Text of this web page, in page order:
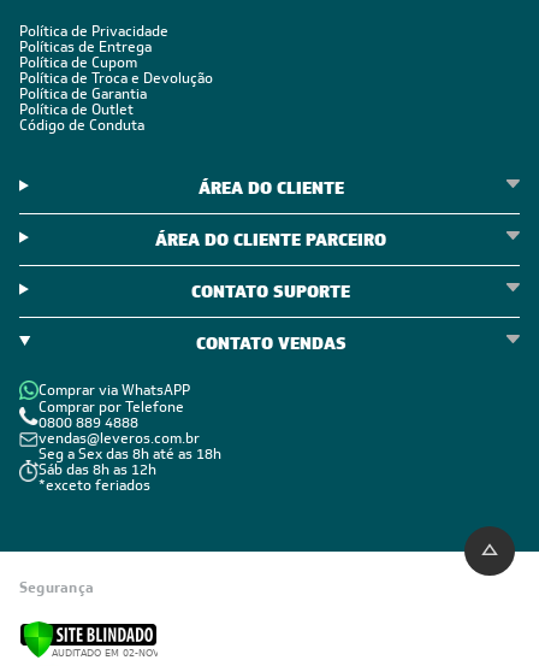
Política de Privacidade
Políticas de Entrega
Política de Cupom
Política de Troca e Devolução
Política de Garantia
Política de Outlet
Código de Conduta
ÁREA DO CLIENTE
ÁREA DO CLIENTE PARCEIRO
CONTATO SUPORTE
CONTATO VENDAS
Comprar via WhatsAPP
Comprar por Telefone
0800 889 4888
vendas@leveros.com.br
Seg a Sex das 8h até as 18h
Sáb das 8h as 12h
*exceto feriados
Segurança